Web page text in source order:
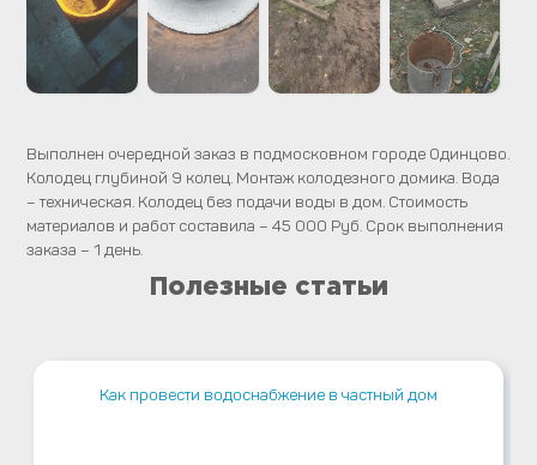
Выполнен очередной заказ в подмосковном городе Одинцово.
Колодец глубиной 9 колец. Монтаж колодезного домика. Вода
– техническая. Колодец без подачи воды в дом. Стоимость
материалов и работ составила – 45 000 Руб. Срок выполнения
заказа – 1 день.
Полезные статьи
Как провести водоснабжение в частный дом